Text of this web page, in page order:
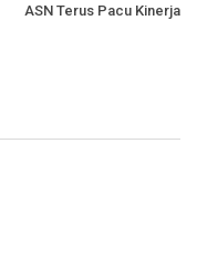
ASN Terus Pacu Kinerja